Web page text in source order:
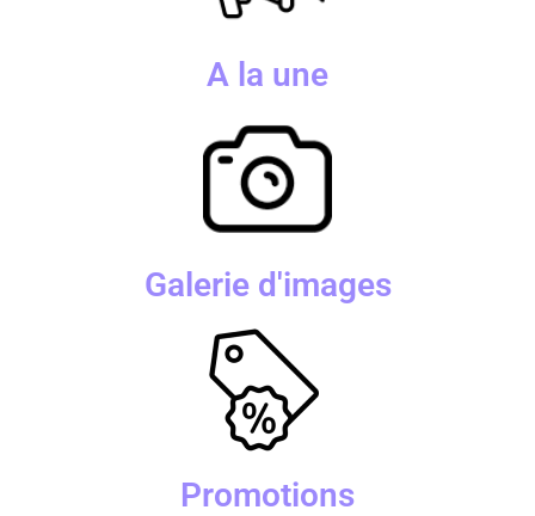
A la une
Galerie d'images
Promotions